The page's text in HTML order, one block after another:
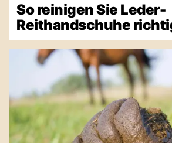
So reinigen Sie Leder-
Reithandschuhe